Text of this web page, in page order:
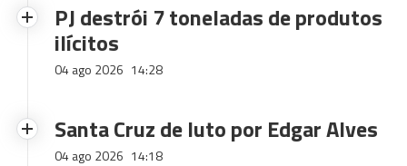
PJ destrói 7 toneladas de produtos
ilícitos
04 ago 2026 14:28
Santa Cruz de luto por Edgar Alves
04 ago 2026 14:18